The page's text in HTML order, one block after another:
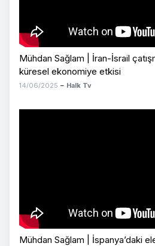
Mühdan Sağlam | İran-İsrail
küresel ekonomiye etkisi
14/06/2025 – Halk Tv
Mühdan Sağlam | İspanya’daki